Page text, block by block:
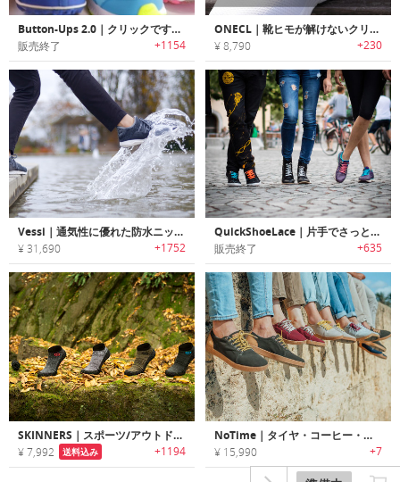
Button-Ups 2.0｜クリックですぐにスニーカーがはけるシューレースシステム「ボタンアップ2.0」
販売終了 +1154
ONECL｜靴ヒモが解けないクリックシューズアジャスター
¥ 8,790 +230
Vessi｜通気性に優れた防水ニットシューズ「ヴェシー」
¥ 31,690 +1752
QuickShoeLace｜片手でさっと結べるファッショナブル靴ひも「クイックシューレース」
販売終了 +635
SKINNERS｜スポーツ/アウトドア好きに最適なアクティブユーザー御用達のフットウェア「スキナーズ」
¥ 7,992 送料込み +1194
NoTime｜タイヤ・コーヒー・テニスボールをアップサイクルして製作したエコスニーカー「ノータイム」
¥ 15,990 +7